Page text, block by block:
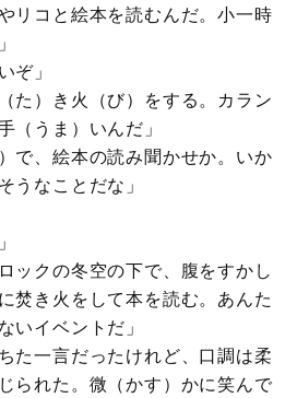
リコと絵本を読むんだ。小一時
ぞ」
た）き火（び）をする。カラン
（うま）いんだ」
で、絵本の読み聞かせか。いか
うなことだな」
ックの冬空の下で、腹をすかし
焚き火をして本を読む。あんた
いイベントだ」
た一言だったけれど、口調は柔
られた。微（かす）かに笑んで